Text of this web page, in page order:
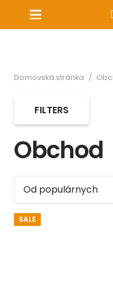
Domovská stránka /
Obchod
SALE
FILTERS